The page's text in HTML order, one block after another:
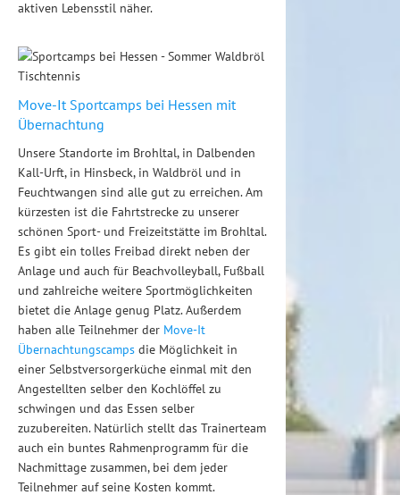
aktiven Lebensstil näher.
Move-It Sportcamps bei Hessen mit
Übernachtung
Unsere Standorte im Brohltal, in Dalbenden
Kall-Urft, in Hinsbeck, in Waldbröl und in
Feuchtwangen sind alle gut zu erreichen. Am
kürzesten ist die Fahrtstrecke zu unserer
schönen Sport- und Freizeitstätte im Brohltal.
Es gibt ein tolles Freibad direkt neben der
Anlage und auch für Beachvolleyball, Fußball
und zahlreiche weitere Sportmöglichkeiten
bietet die Anlage genug Platz. Außerdem
haben alle Teilnehmer der Move-It
Übernachtungscamps die Möglichkeit in
einer Selbstversorgerküche einmal mit den
Angestellten selber den Kochlöffel zu
schwingen und das Essen selber
zuzubereiten. Natürlich stellt das Trainerteam
auch ein buntes Rahmenprogramm für die
Nachmittage zusammen, bei dem jeder
Teilnehmer auf seine Kosten kommt.